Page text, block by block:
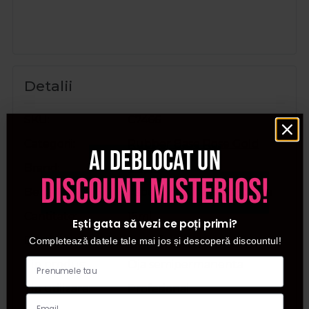
Detalii
Cupio
Beneficii
Aspect natural, Rezistenta
15ml
Destinat pentru
Unghii
Tip produs
Tip utilizare
Profesional
Ai deblocat un
discount misterios!
Ești gata să vezi ce poți primi?
Completează datele tale mai jos și descoperă discountul!